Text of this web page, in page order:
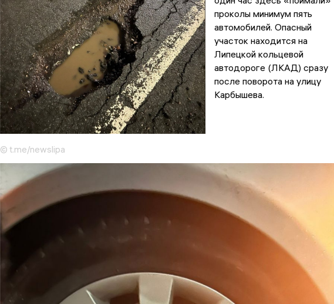
© t.me/newslipa
проколы минимум пять
автомобилей. Опасный
участок находится на
Липецкой кольцевой
автодороге (ЛКАД) сразу
после поворота на улицу
Карбышева.